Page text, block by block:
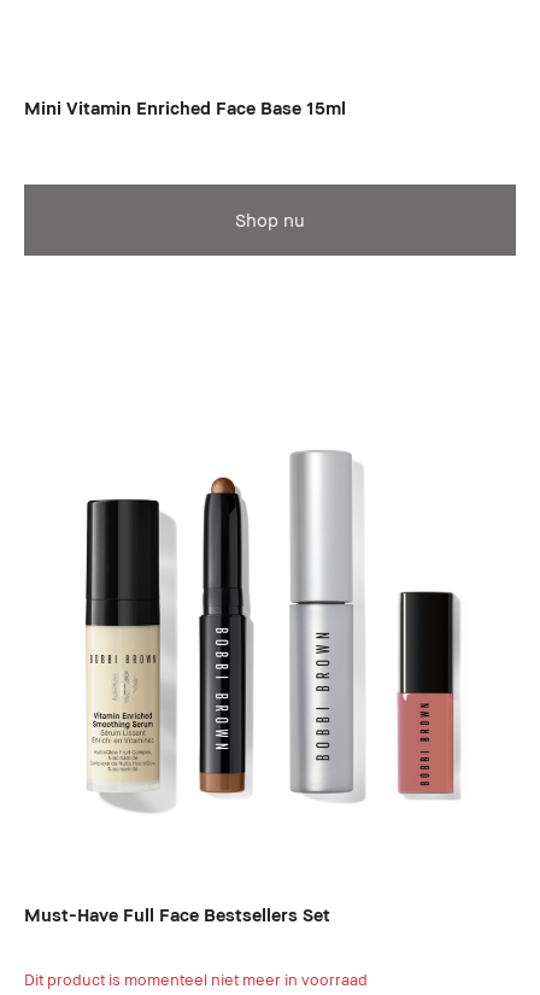
Mini Vitamin Enriched Face Base 15ml
Shop nu
Must-Have Full Face Bestsellers Set
Dit product is momenteel niet meer in voorraad